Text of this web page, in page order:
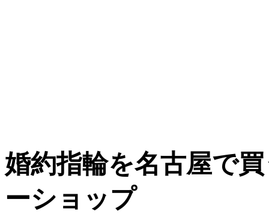
婚約指輪を名古屋で
ーショップ